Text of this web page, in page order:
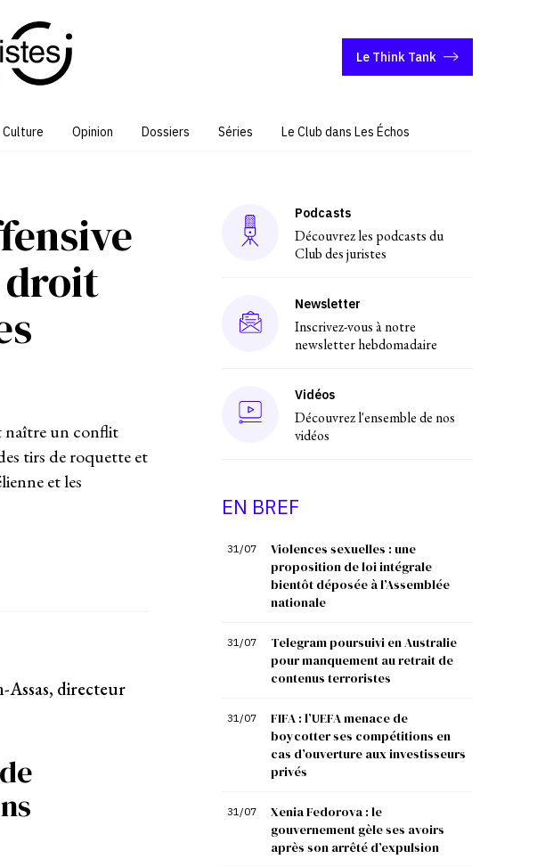
Le Think Tank
Culture Opinion Dossiers Séries Le Club dans Les Échos
droit
naître un conflit
tirs de roquette et
et les
Assas, directeur
Podcasts
Découvrez les podcasts du
Club des juristes
Newsletter
Inscrivez-vous à notre
newsletter hebdomadaire
Vidéos
Découvrez l'ensemble de nos
vidéos
EN BREF
31/07
Violences sexuelles : une
proposition de loi intégrale
bientôt déposée à l’Assemblée
nationale
31/07
Telegram poursuivi en Australie
pour manquement au retrait de
contenus terroristes
31/07
FIFA : l’UEFA menace de
boycotter ses compétitions en
cas d’ouverture aux investisseurs
privés
31/07
Xenia Fedorova : le
gouvernement gèle ses avoirs
après son arrêté d’expulsion